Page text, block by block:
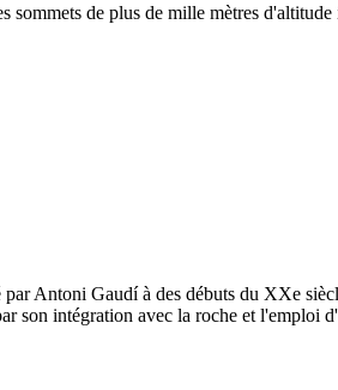
de plus de mille mètres
Antoni Gaudí à des débuts du XXe
intégration avec la roche et l'emploi